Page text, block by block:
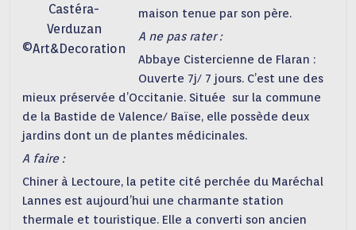
Castéra-
Verduzan
©Art&Decoration
maison tenue par son père.
A ne pas rater :
Abbaye Cistercienne de Flaran :
Ouverte 7j/ 7 jours. C’est une des
mieux préservée d’Occitanie. Située sur la commune
de la Bastide de Valence/ Baïse, elle possède deux
jardins dont un de plantes médicinales.
A faire :
Chiner à Lectoure, la petite cité perchée du Maréchal
Lannes est aujourd’hui une charmante station
thermale et touristique. Elle a converti son ancien